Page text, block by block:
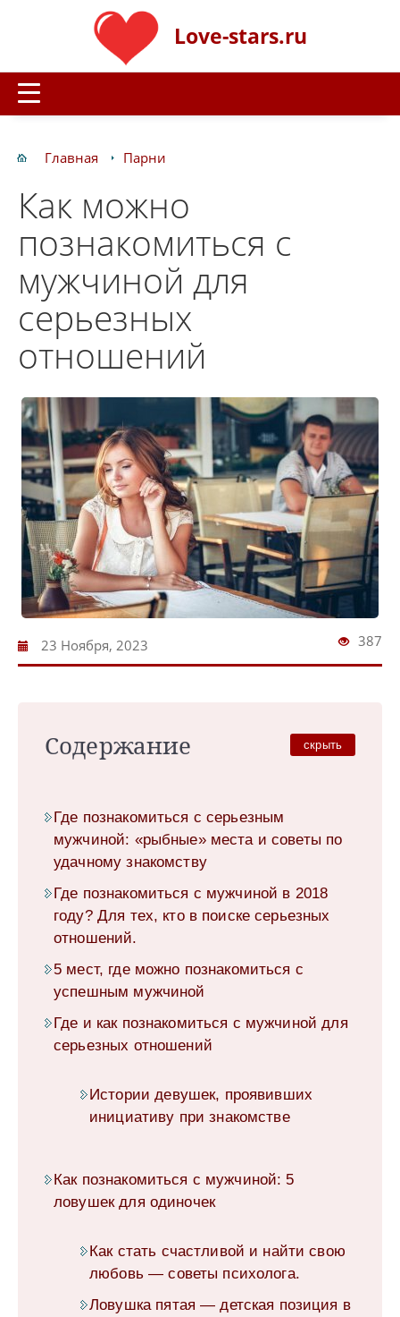
Love-stars.ru
Главная Парни
Как можно
познакомиться с
мужчиной для
серьезных
отношений
23 Ноября, 2023 387
Содержание скрыть
Где познакомиться с серьезным
мужчиной: «рыбные» места и советы по
удачному знакомству
Где познакомиться c мужчиной в 2018
году? Для тех, кто в поиске серьезных
отношений.
5 мест, где можно познакомиться с
успешным мужчиной
Где и как познакомиться с мужчиной для
серьезных отношений
Истории девушек, проявивших
инициативу при знакомстве
Как познакомиться с мужчиной: 5
ловушек для одиночек
Как стать счастливой и найти свою
любовь — советы психолога.
Ловушка пятая — детская позиция в